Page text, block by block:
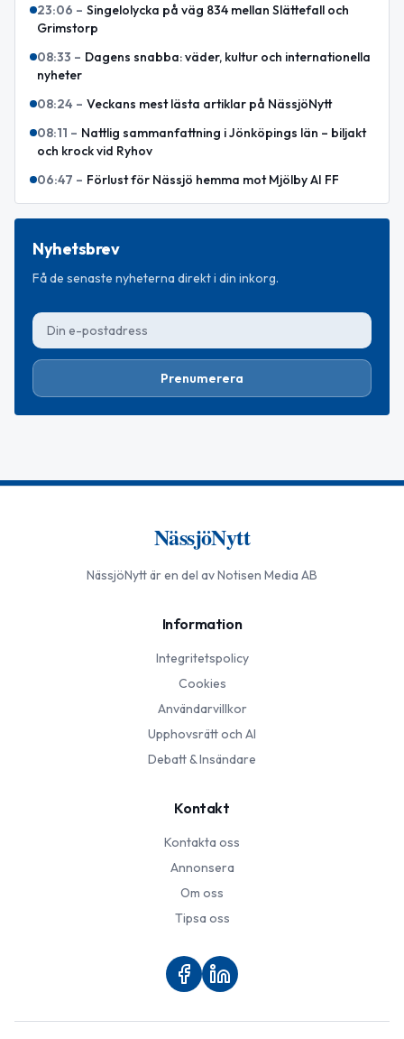
23:06 – Singelolycka på väg 834 mellan Slättefall och
Grimstorp
08:33 – Dagens snabba: väder, kultur och internationella
nyheter
08:24 – Veckans mest lästa artiklar på NässjöNytt
08:11 – Nattlig sammanfattning i Jönköpings län – biljakt
och krock vid Ryhov
06:47 – Förlust för Nässjö hemma mot Mjölby AI FF
Nyhetsbrev
Få de senaste nyheterna direkt i din inkorg.
Prenumerera
NässjöNytt
NässjöNyttär en del av Notisen Media AB
Information
Integritetspolicy
Cookies
Användarvillkor
Upphovsrätt och AI
Debatt & Insändare
Kontakt
Kontakta oss
Annonsera
Om oss
Tipsa oss